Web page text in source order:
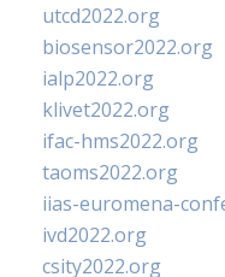
utcd2022.org
biosensor2022.org
ialp2022.org
klivet2022.org
ifac-hms2022.org
taoms2022.org
iias-euromena-
ivd2022.org
csity2022.org